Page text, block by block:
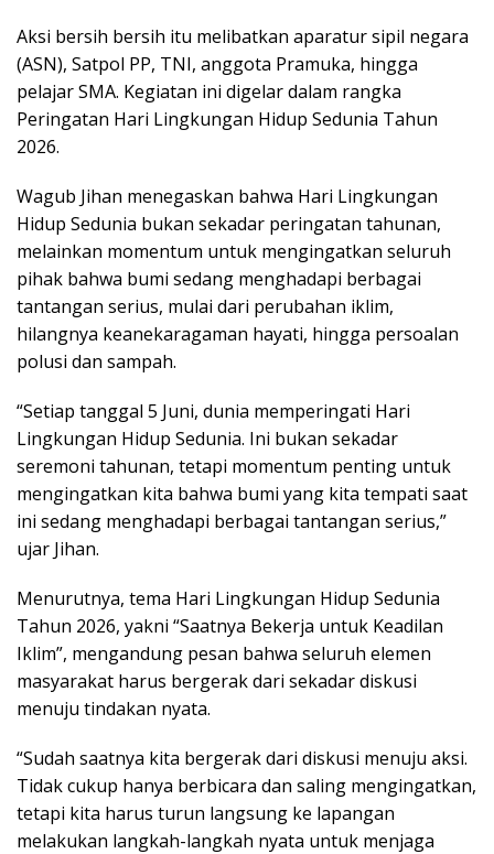
Aksi bersih bersih itu melibatkan aparatur sipil negara
(ASN), Satpol PP, TNI, anggota Pramuka, hingga
pelajar SMA. Kegiatan ini digelar dalam rangka
Peringatan Hari Lingkungan Hidup Sedunia Tahun
2026.
Wagub Jihan menegaskan bahwa Hari Lingkungan
Hidup Sedunia bukan sekadar peringatan tahunan,
melainkan momentum untuk mengingatkan seluruh
pihak bahwa bumi sedang menghadapi berbagai
tantangan serius, mulai dari perubahan iklim,
hilangnya keanekaragaman hayati, hingga persoalan
polusi dan sampah.
“Setiap tanggal 5 Juni, dunia memperingati Hari
Lingkungan Hidup Sedunia. Ini bukan sekadar
seremoni tahunan, tetapi momentum penting untuk
mengingatkan kita bahwa bumi yang kita tempati saat
ini sedang menghadapi berbagai tantangan serius,”
ujar Jihan.
Menurutnya, tema Hari Lingkungan Hidup Sedunia
Tahun 2026, yakni “Saatnya Bekerja untuk Keadilan
Iklim”, mengandung pesan bahwa seluruh elemen
masyarakat harus bergerak dari sekadar diskusi
menuju tindakan nyata.
“Sudah saatnya kita bergerak dari diskusi menuju aksi.
Tidak cukup hanya berbicara dan saling mengingatkan,
tetapi kita harus turun langsung ke lapangan
melakukan langkah-langkah nyata untuk menjaga